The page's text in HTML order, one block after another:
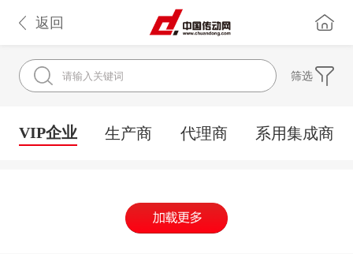
返回
筛选
VIP企业 生产商 代理商 系用集成商